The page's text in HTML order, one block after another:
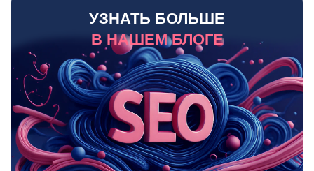
УЗНАТЬ БОЛЬШЕ
В НАШЕМ БЛОГЕ